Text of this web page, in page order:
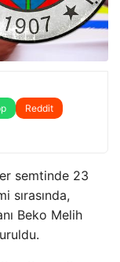
Reddit
semtinde 23
sırasında,
Beko Melih